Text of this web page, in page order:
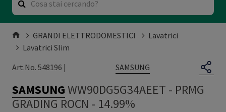
GRANDI ELETTRODOMESTICI
Lavatrici
Lavatrici Slim
Art.No. 548196 |
SAMSUNG
SAMSUNGWW90DG5G34AEET - PRMG
GRADING ROCN - 14.99%